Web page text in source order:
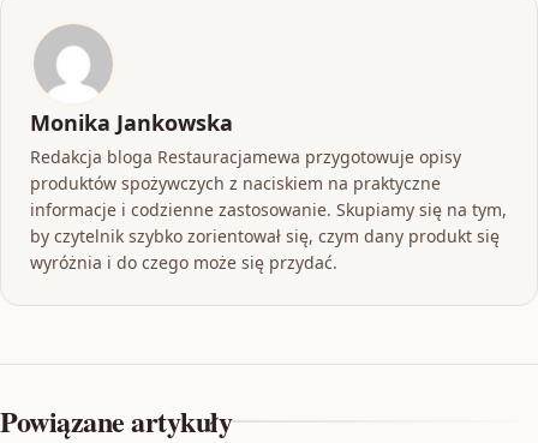
Monika Jankowska
Redakcja bloga Restauracjamewa przygotowuje opisy
produktów spożywczych z naciskiem na praktyczne
informacje i codzienne zastosowanie. Skupiamy się na tym,
by czytelnik szybko zorientował się, czym dany produkt się
wyróżnia i do czego może się przydać.
Powiązane artykuły